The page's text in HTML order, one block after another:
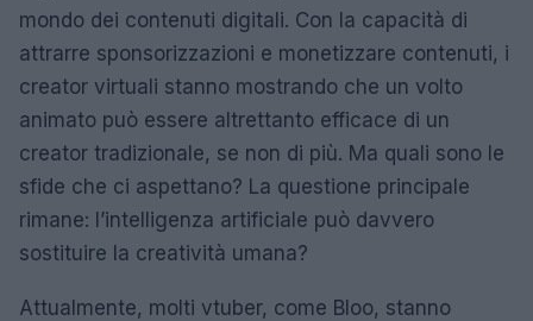
mondo dei contenuti digitali. Con la capacità di
attrarre sponsorizzazioni e monetizzare contenuti, i
creator virtuali stanno mostrando che un volto
animato può essere altrettanto efficace di un
creator tradizionale, se non di più. Ma quali sono le
sfide che ci aspettano? La questione principale
rimane: l’intelligenza artificiale può davvero
sostituire la creatività umana?
Attualmente, molti vtuber, come Bloo, stanno